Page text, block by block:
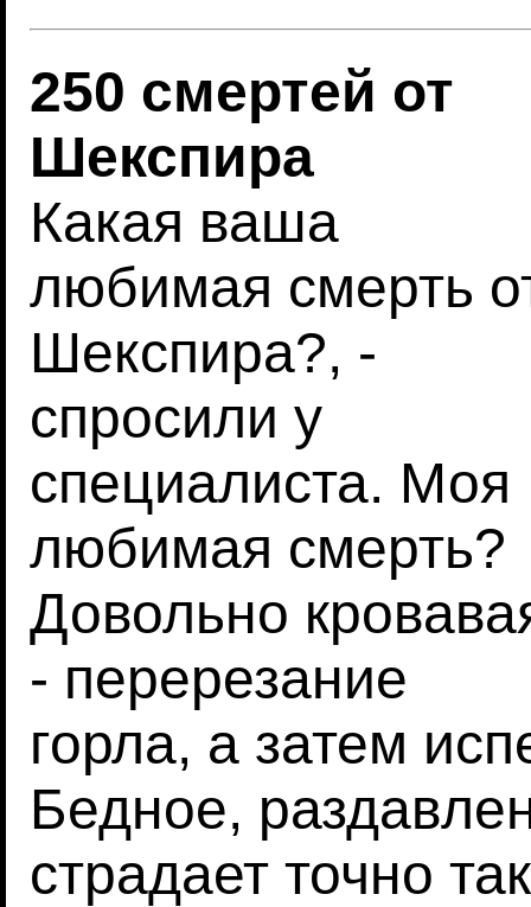
250 смертей от
Шекспира
Какая ваша
любимая смерть
Шекспира?, -
спросили у
специалиста. Моя
любимая смерть?
Довольно
- перерезание
горла, а затем
Бедное,
страдает точно